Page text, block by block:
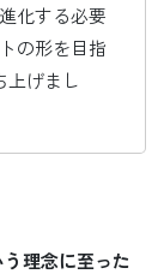
化する必要
の形を目指
上げまし
う理念に至った